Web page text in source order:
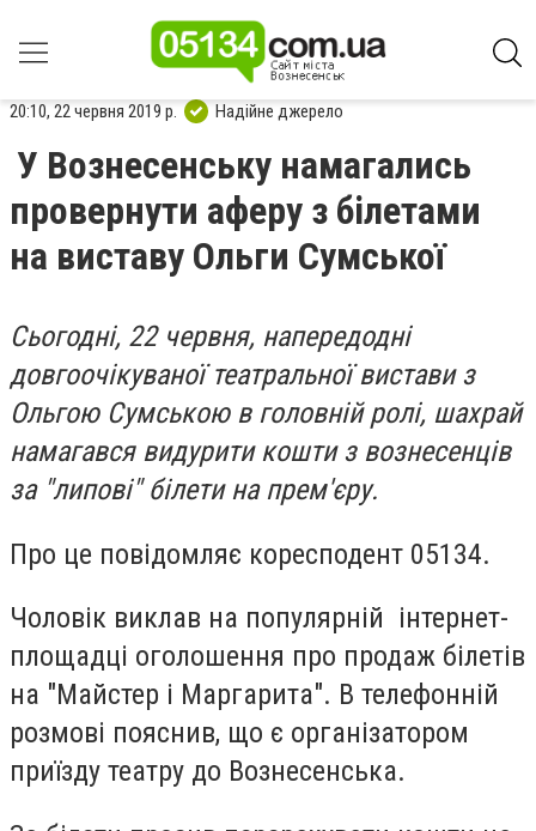
20:10, 22 червня 2019 р. Надійне джерело
У Вознесенську намагались
провернути аферу з білетами
на виставу Ольги Сумської
Сьогодні, 22 червня, напередодні
довгоочікуваної театральної вистави з
Ольгою Сумською в головній ролі, шахрай
намагався видурити кошти з вознесенців
за "липові" білети на прем'єру.
Про це повідомляє коресподент 05134.
Чоловік виклав на популярній інтернет-
площадці оголошення про продаж білетів
на "Майстер і Маргарита". В телефонній
розмові пояснив, що є організатором
приїзду театру до Вознесенська.